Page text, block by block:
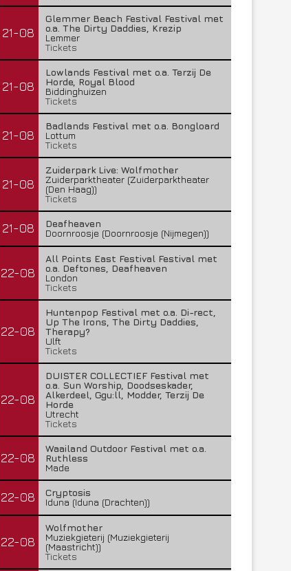
21-08
Glemmer Beach Festival Festival met
o.a. The Dirty Daddies, Krezip
Lemmer
Tickets
21-08
Lowlands Festival met o.a. Terzij De
Horde, Royal Blood
Biddinghuizen
Tickets
21-08
Badlands Festival met o.a. Bongloard
Lottum
Tickets
21-08
Zuiderpark Live: Wolfmother
Zuiderparktheater (Zuiderparktheater
(Den Haag))
Tickets
21-08
Deafheaven
Doornroosje (Doornroosje (Nijmegen))
22-08
All Points East Festival Festival met
o.a. Deftones, Deafheaven
London
Tickets
22-08
Huntenpop Festival met o.a. Di-rect,
Up The Irons, The Dirty Daddies,
Therapy?
Ulft
Tickets
22-08
DUISTER COLLECTIEF Festival met
o.a. Sun Worship, Doodseskader,
Alkerdeel, Ggu:ll, Modder, Terzij De
Horde
Utrecht
Tickets
22-08
Waailand Outdoor Festival met o.a.
Ruthless
Made
22-08
Cryptosis
Iduna (Iduna (Drachten))
22-08
Wolfmother
Muziekgieterij (Muziekgieterij
(Maastricht))
Tickets